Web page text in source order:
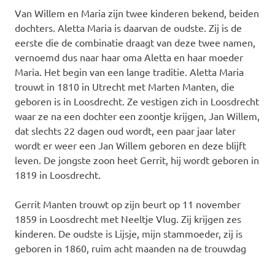
Van Willem en Maria zijn twee kinderen bekend, beiden
dochters. Aletta Maria is daarvan de oudste. Zij is de
eerste die de combinatie draagt van deze twee namen,
vernoemd dus naar haar oma Aletta en haar moeder
Maria. Het begin van een lange traditie. Aletta Maria
trouwt in 1810 in Utrecht met Marten Manten, die
geboren is in Loosdrecht. Ze vestigen zich in Loosdrecht
waar ze na een dochter een zoontje krijgen, Jan Willem,
dat slechts 22 dagen oud wordt, een paar jaar later
wordt er weer een Jan Willem geboren en deze blijft
leven. De jongste zoon heet Gerrit, hij wordt geboren in
1819 in Loosdrecht.
Gerrit Manten trouwt op zijn beurt op 11 november
1859 in Loosdrecht met Neeltje Vlug. Zij krijgen zes
kinderen. De oudste is Lijsje, mijn stammoeder, zij is
geboren in 1860, ruim acht maanden na de trouwdag